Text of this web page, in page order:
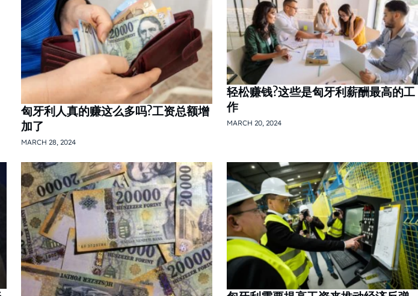
匈牙利人真的赚这么多吗?工资总额增
加了
MARCH 28, 2024
轻松赚钱?这些是匈牙利薪酬最高的工
作
MARCH 20, 2024